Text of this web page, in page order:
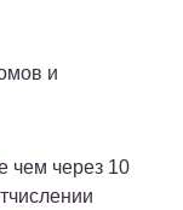
и
чем через 10